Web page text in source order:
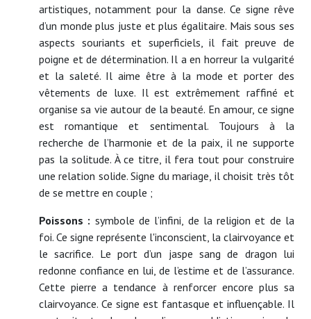
artistiques, notamment pour la danse. Ce signe rêve
d’un monde plus juste et plus égalitaire. Mais sous ses
aspects souriants et superficiels, il fait preuve de
poigne et de détermination. Il a en horreur la vulgarité
et la saleté. Il aime être à la mode et porter des
vêtements de luxe. Il est extrêmement raffiné et
organise sa vie autour de la beauté. En amour, ce signe
est romantique et sentimental. Toujours à la
recherche de l’harmonie et de la paix, il ne supporte
pas la solitude. À ce titre, il fera tout pour construire
une relation solide. Signe du mariage, il choisit très tôt
de se mettre en couple ;
Poissons : symbole de l’infini, de la religion et de la
foi. Ce signe représente l'inconscient, la clairvoyance et
le sacrifice. Le port d’un jaspe sang de dragon lui
redonne confiance en lui, de l’estime et de l’assurance.
Cette pierre a tendance à renforcer encore plus sa
clairvoyance. Ce signe est fantasque et influençable. Il